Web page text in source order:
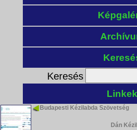
Keresés
Linkek
Budapesti Kézilabda Szövetség
Dán